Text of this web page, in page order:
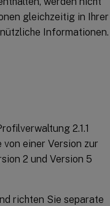
gleichzeitig in Ihrer
Informationen.
2.1.1
einer Version zur
2 und Version 5
richten Sie separate